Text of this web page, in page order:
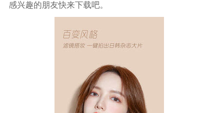
感兴趣的朋友快来下载吧。